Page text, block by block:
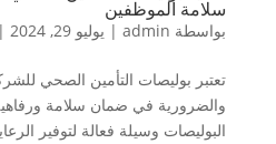
سلامة الموظفين
بواسطة admin
| يوليو 29, 2024 |
تعتبر بوليصات التأمين الصحي
والضرورية في ضمان سلامة
البوليصات وسيلة فعالة لتوفير